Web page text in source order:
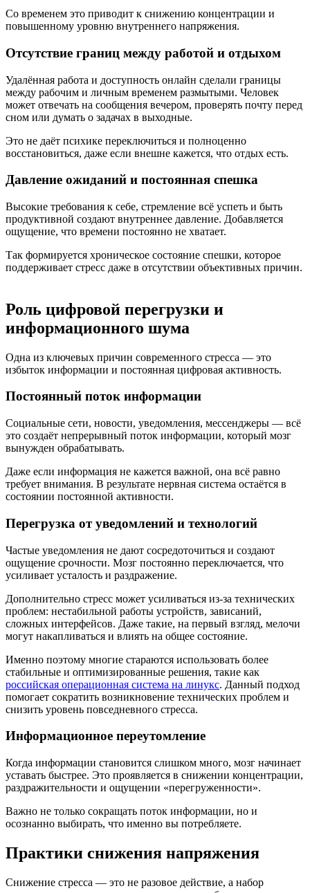
Со временем это приводит к снижению концентрации и
повышенному уровню внутреннего напряжения.
Отсутствие границ между работой и отдыхом
Удалённая работа и доступность онлайн сделали границы
между рабочим и личным временем размытыми. Человек
может отвечать на сообщения вечером, проверять почту перед
сном или думать о задачах в выходные.
Это не даёт психике переключиться и полноценно
восстановиться, даже если внешне кажется, что отдых есть.
Давление ожиданий и постоянная спешка
Высокие требования к себе, стремление всё успеть и быть
продуктивной создают внутреннее давление. Добавляется
ощущение, что времени постоянно не хватает.
Так формируется хроническое состояние спешки, которое
поддерживает стресс даже в отсутствии объективных причин.
Роль цифровой перегрузки и
информационного шума
Одна из ключевых причин современного стресса — это
избыток информации и постоянная цифровая активность.
Постоянный поток информации
Социальные сети, новости, уведомления, мессенджеры — всё
это создаёт непрерывный поток информации, который мозг
вынужден обрабатывать.
Даже если информация не кажется важной, она всё равно
требует внимания. В результате нервная система остаётся в
состоянии постоянной активности.
Перегрузка от уведомлений и технологий
Частые уведомления не дают сосредоточиться и создают
ощущение срочности. Мозг постоянно переключается, что
усиливает усталость и раздражение.
Дополнительно стресс может усиливаться из-за технических
проблем: нестабильной работы устройств, зависаний,
сложных интерфейсов. Даже такие, на первый взгляд, мелочи
могут накапливаться и влиять на общее состояние.
Именно поэтому многие стараются использовать более
стабильные и оптимизированные решения, такие как
российская операционная система на линукс. Данный подход
помогает сократить возникновение технических проблем и
снизить уровень повседневного стресса.
Информационное переутомление
Когда информации становится слишком много, мозг начинает
уставать быстрее. Это проявляется в снижении концентрации,
раздражительности и ощущении «перегруженности».
Важно не только сокращать поток информации, но и
осознанно выбирать, что именно вы потребляете.
Практики снижения напряжения
Снижение стресса — это не разовое действие, а набор